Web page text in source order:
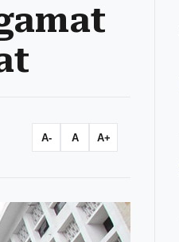
A- A A+